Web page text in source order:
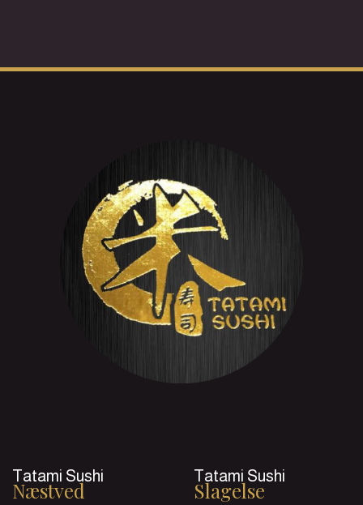
Tatami Sushi
Næstved
Tatami Sushi
Slagelse